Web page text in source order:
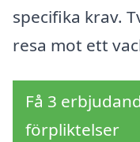
specifika krav.
resa mot ett
Få 3
förpliktelser